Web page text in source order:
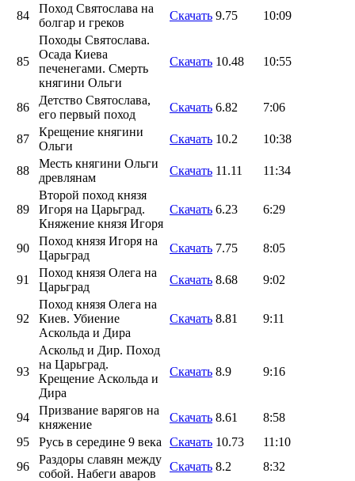
84
Поход Святослава на
болгар и греков
Скачать 9.75 10:09
85
Походы Святослава.
Осада Киева
печенегами. Смерть
княгини Ольги
Скачать 10.48 10:55
86
Детство Святослава,
его первый поход
Скачать 6.82 7:06
87
Крещение княгини
Ольги
Скачать 10.2 10:38
88
Месть княгини Ольги
древлянам
Скачать 11.11 11:34
89
Второй поход князя
Игоря на Царьград.
Княжение князя Игоря
Скачать 6.23 6:29
90
Поход князя Игоря на
Царьград
Скачать 7.75 8:05
91
Поход князя Олега на
Царьград
Скачать 8.68 9:02
92
Поход князя Олега на
Киев. Убиение
Аскольда и Дира
Скачать 8.81 9:11
93
Аскольд и Дир. Поход
на Царьград.
Крещение Аскольда и
Дира
Скачать 8.9 9:16
94
Призвание варягов на
княжение
Скачать 8.61
8:58
95
Русь в середине 9 века Скачать 10.73
11:10
96
Раздоры славян между
собой. Набеги аваров
Скачать 8.2 8:32